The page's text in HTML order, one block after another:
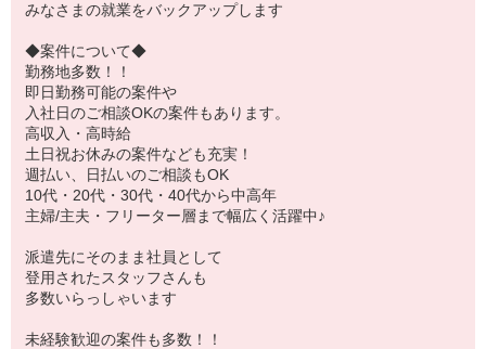
みなさまの就業をバックアップします
◆案件について◆
勤務地多数！！
即日勤務可能の案件や
入社日のご相談OKの案件もあります。
高収入・高時給
土日祝お休みの案件なども充実！
週払い、日払いのご相談もOK
10代・20代・30代・40代から中高年
主婦/主夫・フリーター層まで幅広く活躍中♪
派遣先にそのまま社員として
登用されたスタッフさんも
多数いらっしゃいます
未経験歓迎の案件も多数！！